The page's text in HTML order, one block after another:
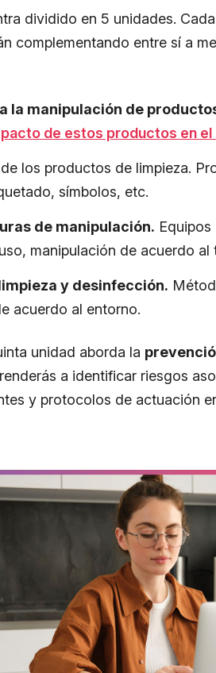
dividido en 5 unidades.
complementando entre sí a
la manipulación de
de estos productos en
los productos de limpieza.
símbolos, etc.
de manipulación.
manipulación de acuerdo
y desinfección.
acuerdo al entorno.
unidad aborda la
a identificar riesgos
y protocolos de actuación